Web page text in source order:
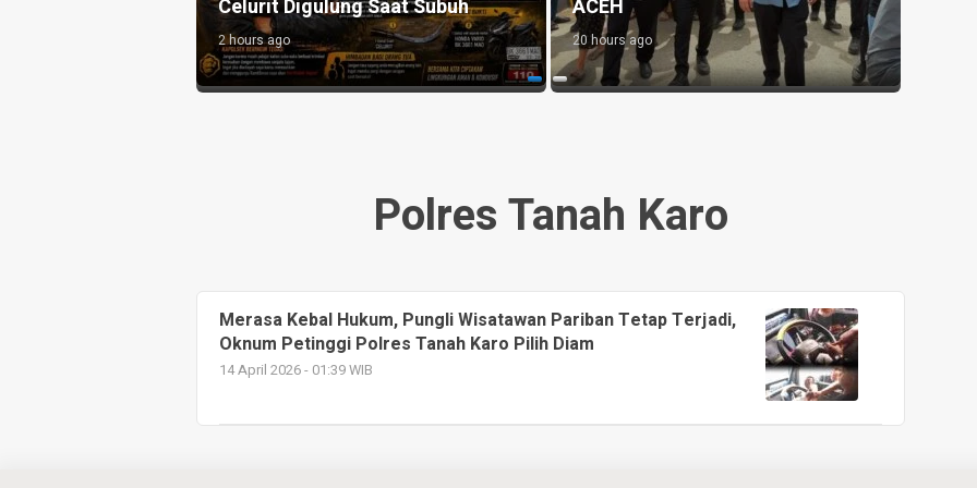
Celurit Digulung Saat Subuh
ACEH
20 hours ago
Perwira Dapat
1 day ago
Polres Tanah Karo
Merasa Kebal Hukum, Pungli Wisatawan Pariban Tetap Terjadi,
Oknum Petinggi Polres Tanah Karo Pilih Diam
14 April 2026 - 01:39 WIB